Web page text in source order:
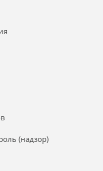
(надзор)